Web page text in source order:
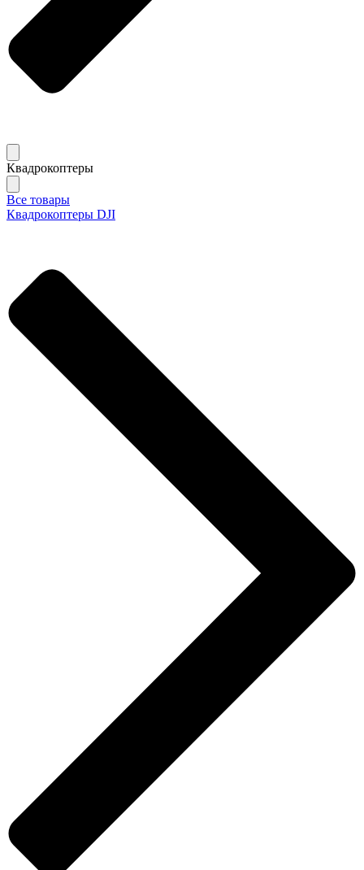
Квадрокоптеры
Все товары
Квадрокоптеры DJI